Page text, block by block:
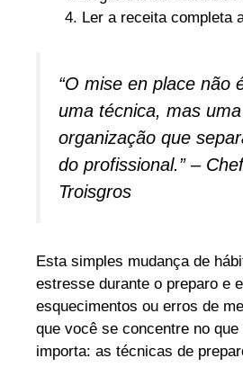
Ler a receita completa
“O mise en place não
uma técnica, mas
organização que
do profissional.” –
Troisgros
Esta simples mudança de
estresse durante o preparo e
esquecimentos ou erros de
que você se concentre no que
importa: as técnicas de